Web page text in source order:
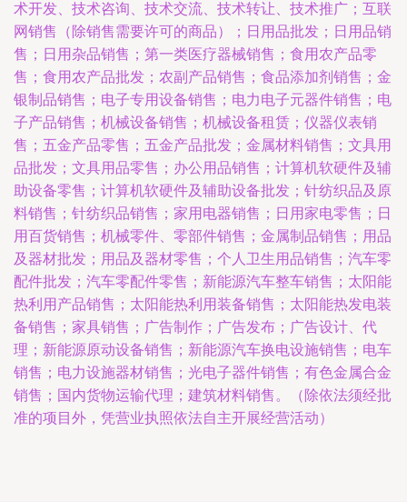
术开发、技术咨询、技术交流、技术转让、技术推广；互联
网销售（除销售需要许可的商品）；日用品批发；日用品销
售；日用杂品销售；第一类医疗器械销售；食用农产品零
售；食用农产品批发；农副产品销售；食品添加剂销售；金
银制品销售；电子专用设备销售；电力电子元器件销售；电
子产品销售；机械设备销售；机械设备租赁；仪器仪表销
售；五金产品零售；五金产品批发；金属材料销售；文具用
品批发；文具用品零售；办公用品销售；计算机软硬件及辅
助设备零售；计算机软硬件及辅助设备批发；针纺织品及原
料销售；针纺织品销售；家用电器销售；日用家电零售；日
用百货销售；机械零件、零部件销售；金属制品销售；用品
及器材批发；用品及器材零售；个人卫生用品销售；汽车零
配件批发；汽车零配件零售；新能源汽车整车销售；太阳能
热利用产品销售；太阳能热利用装备销售；太阳能热发电装
备销售；家具销售；广告制作；广告发布；广告设计、代
理；新能源原动设备销售；新能源汽车换电设施销售；电车
销售；电力设施器材销售；光电子器件销售；有色金属合金
销售；国内货物运输代理；建筑材料销售。（除依法须经批
准的项目外，凭营业执照依法自主开展经营活动）